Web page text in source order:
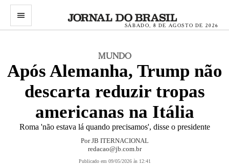
menu
SÁBADO, 8 DE AGOSTO DE 2026
MUNDO
Após Alemanha, Trump não
descarta reduzir tropas
americanas na Itália
Roma 'não estava lá quando precisamos', disse o presidente
PorJB ITERNACIONAL
redacao@jb.com.br
Publicado em 09/05/2026 às 12:41